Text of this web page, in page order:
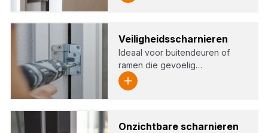
Vei­lig­heids­schar­nie­ren
Ideaal voor buitendeuren of
ramen die gevoelig…
Onzicht­ba­re schar­nie­ren